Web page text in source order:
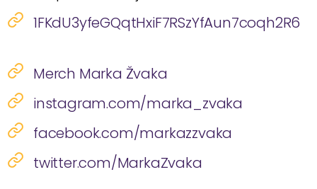
1FKdU3yfeGQqtHxiF7RSzYfAun7coqh2R6
Merch Marka Žvaka
instagram.com/marka_zvaka
facebook.com/markazzvaka
twitter.com/MarkaZvaka